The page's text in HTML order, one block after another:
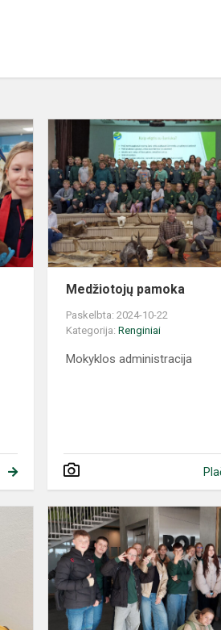
Medžiotojų pamoka
Paskelbta: 2024-10-22
Kategorija:Renginiai
Mokyklos administracija